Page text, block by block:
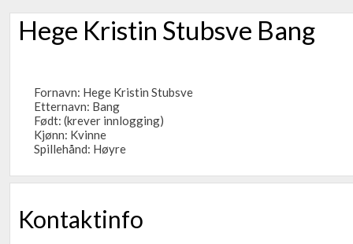
Hege Kristin Stubsve Bang
Fornavn: Hege Kristin Stubsve
Etternavn: Bang
Født: (krever innlogging)
Kjønn: Kvinne
Spillehånd: Høyre
Kontaktinfo